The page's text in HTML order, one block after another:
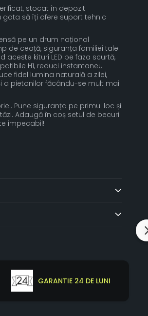
stocat în depozit
gata să îți ofere suport tehnic
pe un drum național
de ceață, siguranța familiei tale
kituri LED pe faza scurtă,
H1, reduci instantaneu
fidel lumina naturală a zilei,
a pietonilor făcându-se mult mai
Pune siguranța pe primul loc și
Adaugă în coș setul de becuri
impecabil!
GARANTIE 24 DE LUNI